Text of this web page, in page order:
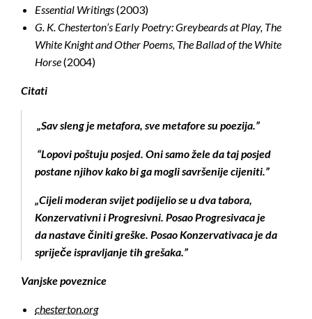
Essential Writings(2003)
G. K. Chesterton’s Early Poetry: Greybeards at Play, The
White Knight and Other Poems, The Ballad of the White
Horse(2004)
Citati
„Sav sleng je metafora, sve metafore su poezija.”
“Lopovi poštuju posjed. Oni samo žele da taj posjed
postane njihov kako bi ga mogli savršenije cijeniti.”
„Cijeli moderan svijet podijelio se u dva tabora,
Konzervativni i Progresivni. Posao Progresivaca je
da nastave činiti greške. Posao Konzervativaca je da
spriječe ispravljanje tih grešaka.”
Vanjske poveznice
chesterton.org